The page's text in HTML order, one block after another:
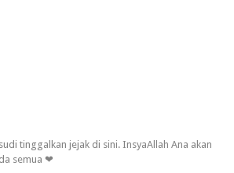
tinggalkan jejak di sini. InsyaAllah Ana akan
semua ❤